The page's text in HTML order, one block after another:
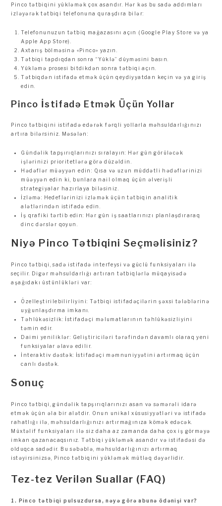
Pinco tətbiqini yükləmək çox asandır. Hər kəs bu sadə addımları
izləyərək tətbiqi telefonuna quraşdıra bilər:
Telefonunuzun tətbiq mağazasını açın (Google Play Store və ya
Apple App Store).
Axtarış bölməsinə «Pinco» yazın.
Tətbiqi tapdıqdan sonra “Yüklə” düyməsini basın.
Yükləmə prosesi bitdikdən sonra tətbiqi açın.
Tətbiqdən istifadə etmək üçün qeydiyyatdan keçin və ya giriş
edin.
Pinco İstifadə Etmək Üçün Yollar
Pinco tətbiqini istifadə edərək fərqli yollarla məhsuldarlığınızı
artıra bilərsiniz. Məsələn:
Gündəlik tapşırıqlarınızı sıralayın: Hər gün görüləcək
işlərinizi prioritetlərə görə düzəldin.
Hədəflər müəyyən edin: Qısa və uzun müddətli hədəflərinizi
müəyyən edin ki, bunlara nail olmaq üçün əlverişli
strategiyalar hazırlaya biləsiniz.
İzləmə: Hedeflərinizi izləmək üçün tətbiqin analitik
alətlərindən istifadə edin.
İş qrafiki tərtib edin: Hər gün iş saatlarınızı planlaşdıraraq
dinc dərslər qoyun.
Niyə Pinco Tətbiqini Seçməlisiniz?
Pinco tətbiqi, sadə istifadə interfeysi və güclü funksiyaları ilə
seçilir. Digər məhsuldarlığı artıran tətbiqlərlə müqayisədə
aşağıdakı üstünlükləri var:
Özelleştirilebilirliyini: Tətbiqi istifadəçilərin şəxsi tələblərinə
uyğunlaşdırma imkanı.
Təhlükəsizlik: İstifadəçi məlumatlarının təhlükəsizliyini
təmin edir.
Daimi yeniliklər: Geliştiriciləri tərəfindən davamlı olaraq yeni
funksiyalar əlavə edilir.
İnteraktiv dəstək: İstifadəçi məmnuniyyətini artırmaq üçün
canlı dəstək.
Sonuç
Pinco tətbiqi, gündəlik tapşırıqlarınızı asan və səmərəli idarə
etmək üçün əla bir alətdir. Onun unikal xüsusiyyətləri və istifadə
rahatlığı ilə, məhsuldarlığınızı artırmağınıza kömək edəcək.
Müxtəlif funksiyaları ilə siz daha az zamanda daha çox iş görməyə
imkan qazanacaqsınız. Tətbiqi yükləmək asandır və istifadəsi də
olduqca sadədir. Bu səbəblə, məhsuldarlığınızı artırmaq
istəyirsinizsə, Pinco tətbiqini yükləmək mütləq dəyərlidir.
Tez-tez Verilən Suallar (FAQ)
1. Pinco tətbiqi pulsuzdursa, nəyə görə abunə ödənişi var?